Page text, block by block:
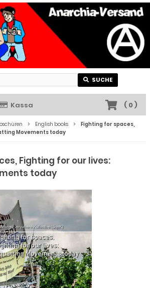
SUCHE
Kassa ( 0)
English books
Fighting for spaces,
Movements today
Fighting for our lives:
today